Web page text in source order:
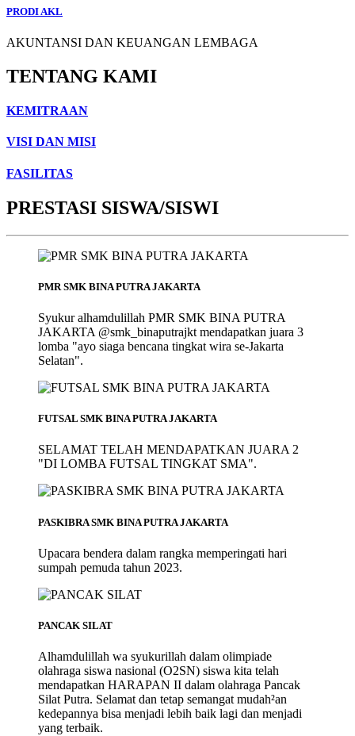
PRODI AKL
AKUNTANSI DAN KEUANGAN LEMBAGA
TENTANG KAMI
KEMITRAAN
VISI DAN MISI
FASILITAS
PRESTASI SISWA/SISWI
PMR SMK BINA PUTRA JAKARTA
Syukur alhamdulillah PMR SMK BINA PUTRA
JAKARTA @smk_binaputrajkt mendapatkan juara 3
lomba "ayo siaga bencana tingkat wira se-Jakarta
Selatan".
FUTSAL SMK BINA PUTRA JAKARTA
SELAMAT TELAH MENDAPATKAN JUARA 2
"DI LOMBA FUTSAL TINGKAT SMA".
PASKIBRA SMK BINA PUTRA JAKARTA
Upacara bendera dalam rangka memperingati hari
sumpah pemuda tahun 2023.
PANCAK SILAT
Alhamdulillah wa syukurillah dalam olimpiade
olahraga siswa nasional (O2SN) siswa kita telah
mendapatkan HARAPAN II dalam olahraga Pancak
Silat Putra. Selamat dan tetap semangat mudah²an
kedepannya bisa menjadi lebih baik lagi dan menjadi
yang terbaik.